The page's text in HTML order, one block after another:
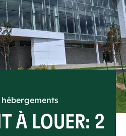
hébergements
À LOUER: 2